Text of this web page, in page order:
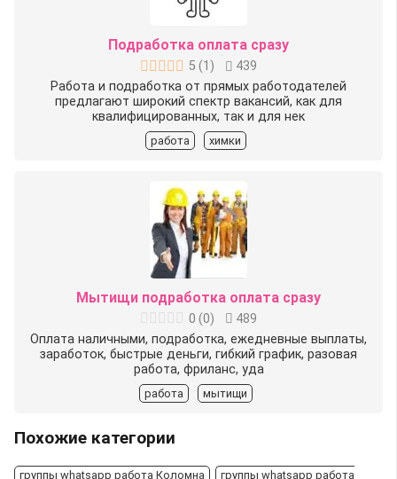
Подработка оплата сразу
5 (1 )
439
Работа и подработка от прямых работодателей
предлагают широкий спектр вакансий, как для
квалифицированных, так и для нек
работа химки
Мытищи подработка оплата сразу
0 (0)
489
Оплата наличными, подработка, ежедневные выплаты,
заработок, быстрые деньги, гибкий график, разовая
работа, фриланс, уда
работа мытищи
Похожие категории
группы whatsapp работа Коломна
группы whatsapp работа